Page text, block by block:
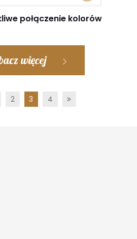
połączenie kolorów
więcej
2 3 4 Następna